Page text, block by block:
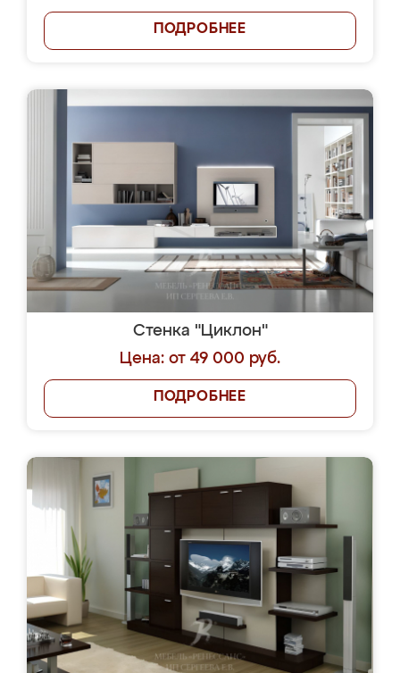
ПОДРОБНЕЕ
Стенка "Циклон"
Цена: от 49 000 руб.
ПОДРОБНЕЕ